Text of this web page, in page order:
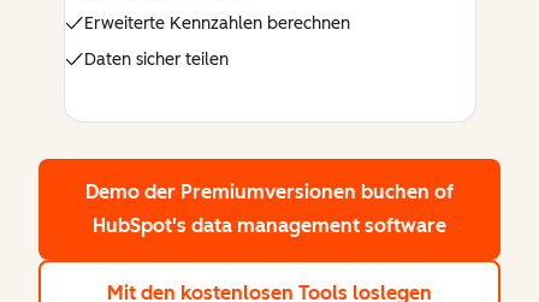
Erweiterte Kennzahlen berechnen
Daten sicher teilen
Demo der Premiumversionen buchen of
HubSpot's data management software
Mit den kostenlosen Tools loslegen